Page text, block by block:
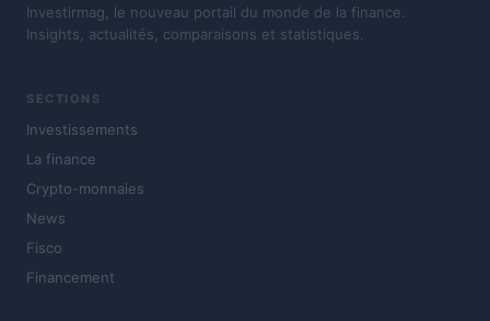
Investirmag, le nouveau portail du monde de la finance.
Insights, actualités, comparaisons et statistiques.
SECTIONS
Investissements
La finance
Crypto-monnaies
News
Fisco
Financement